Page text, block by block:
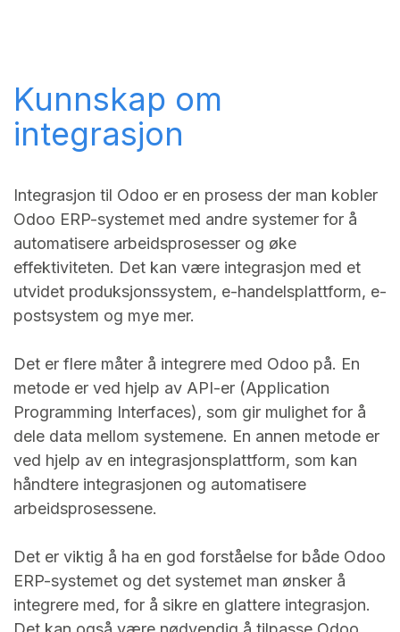
Kunnskap om
integrasjon
Integrasjon til Odoo er en prosess der man kobler
Odoo ERP-systemet med andre systemer for å
automatisere arbeidsprosesser og øke
effektiviteten. Det kan være integrasjon med et
utvidet produksjonssystem, e-handelsplattform, e-
postsystem og mye mer.
Det er flere måter å integrere med Odoo på. En
metode er ved hjelp av API-er (Application
Programming Interfaces), som gir mulighet for å
dele data mellom systemene. En annen metode er
ved hjelp av en integrasjonsplattform, som kan
håndtere integrasjonen og automatisere
arbeidsprosessene.
Det er viktig å ha en god forståelse for både Odoo
ERP-systemet og det systemet man ønsker å
integrere med, for å sikre en glattere integrasjon.